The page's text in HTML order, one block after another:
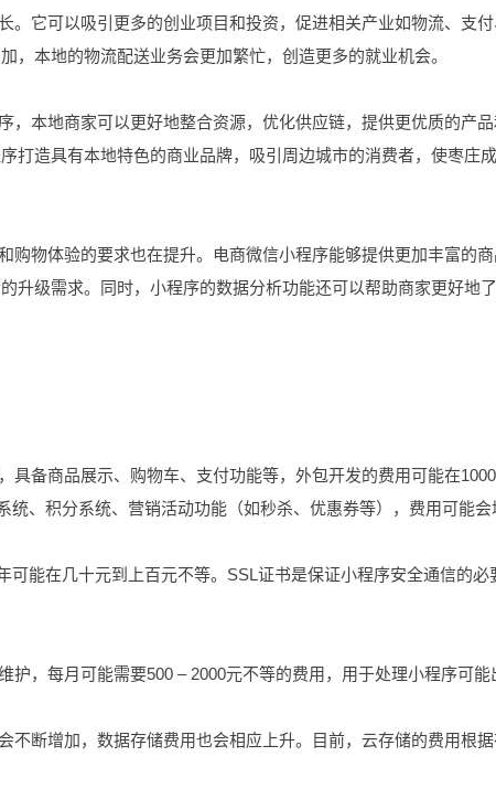
它可以吸引更多的创业项目和投资，促进相关产业如物流、支付
，本地的物流配送业务会更加繁忙，创造更多的就业机会。
，本地商家可以更好地整合资源，优化供应链，提供更优质的产品
打造具有本地特色的商业品牌，吸引周边城市的消费者，使枣庄
购物体验的要求也在提升。电商微信小程序能够提供更加丰富的商
升级需求。同时，小程序的数据分析功能还可以帮助商家更好地
具备商品展示、购物车、支付功能等，外包开发的费用可能在
统、积分系统、营销活动功能（如秒杀、优惠券等），费用可能会
能在几十元到上百元不等。SSL证书是保证小程序安全通信的必
护，每月可能需要500 – 2000元不等的费用，用于处理小程序可能
不断增加，数据存储费用也会相应上升。目前，云存储的费用根